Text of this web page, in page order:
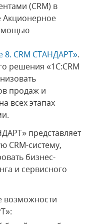
(CRM) в
Акционерное
8. CRM СТАНДАРТ».
решения «1С:CRM
продаж и
всех этапах
представляет
CRM-систему,
бизнес-
и сервисного
возможности